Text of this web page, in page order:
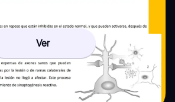
Ver